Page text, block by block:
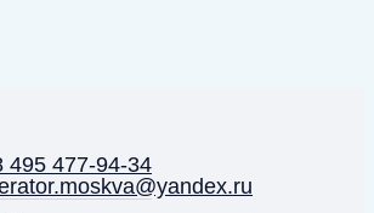
477-94-34